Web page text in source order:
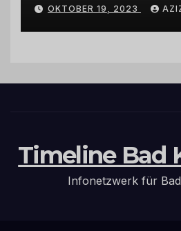
Hermeskeil am
OKTOBER 19, 2023
Timeline Bad
Infonetzwerk für